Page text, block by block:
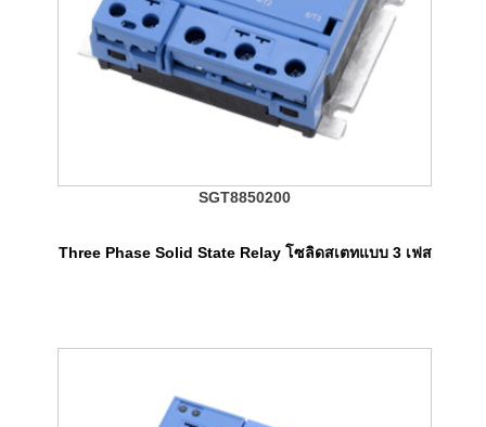
SGT8850200
Three Phase Solid State Relay โซลิดสเตทแบบ 3 เฟส